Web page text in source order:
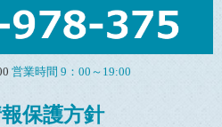
営業時間 9：00～19:00
保護方針